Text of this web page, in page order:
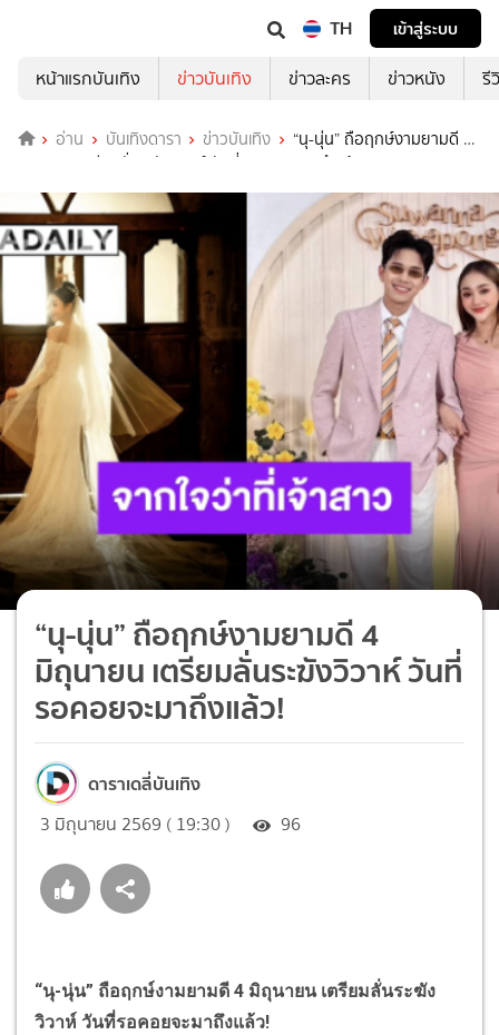
TH
เข้าสู่ระบบ
หน้าแรกบันเทิง
ข่าวบันเทิง ข่าวละคร ข่าวหนัง รี
อ่าน บันเทิงดารา ข่าวบันเทิง
“นุ-นุ่น” ถือฤกษ์งามยามดี 4
มิถุนายน เตรียมลั่นระฆังวิวาห์ วันที่รอคอยจะมาถึงแล้ว!
“นุ-นุ่น” ถือฤกษ์งามยามดี 4
มิถุนายน เตรียมลั่นระฆังวิวาห์ วันที่
รอคอยจะมาถึงแล้ว!
ดาราเดลี่บันเทิง
3 มิถุนายน 2569 ( 19:30 ) 96
“นุ-นุ่น” ถือฤกษ์งามยามดี 4 มิถุนายน เตรียมลั่นระฆัง
วิวาห์ วันที่รอคอยจะมาถึงแล้ว!